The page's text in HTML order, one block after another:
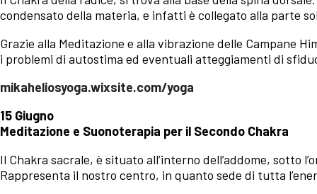
condensato della materia, e infatti è collegato alla parte
Grazie alla Meditazione e alla vibrazione delle Campane
i problemi di autostima ed eventuali atteggiamenti di
mikaheliosyoga.wixsite.com/yoga
15 Giugno
Meditazione e Suonoterapia per il Secondo Chakra
Il Chakra sacrale, è situato all’interno dell’addome, sotto
Rappresenta il nostro centro, in quanto sede di tutta